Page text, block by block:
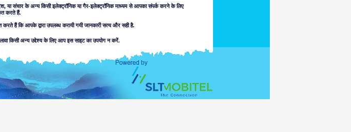
संचार के अन्य किसी इलेक्ट्रॉनिक या गैर-इलेक्ट्रॉनिक माध्यम से आपका संपर्क करने के लिए
करते हैं.
हैं कि आपके द्वारा उपलब्ध करायी गयी जानकारी सत्य और सही है.
किसी अन्य उद्देश्य के लिए आप इस साइट का उपयोग न करें.
की पूर्णता और सटीकता के लिए आप्रवासन और उत्प्रवास विभाग, श्रीलंका कोई जिम्मेदारी स्वीकार नहीं
अपनाना चाहिए. इस वेब साइट के उपयोग के माध्यम से, विभाग के हिस्से या उसके एजेंटों की किसी भी
या निर्भरता पर या हानि या क्षति उत्पन्न होने के, कानून द्वारा अनुमत हद तक सभी दायित्व को, विभाग